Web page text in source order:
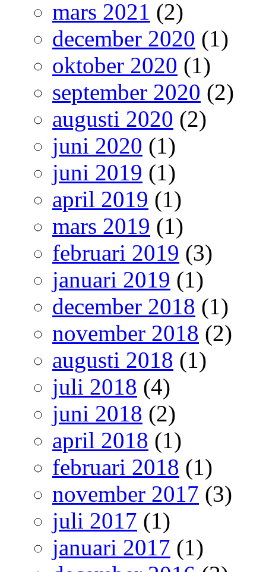
mars 2021 (2)
december 2020 (1)
oktober 2020 (1)
september 2020 (2)
augusti 2020 (2)
juni 2020 (1)
juni 2019 (1)
april 2019 (1)
mars 2019 (1)
februari 2019 (3)
januari 2019 (1)
december 2018 (1)
november 2018 (2)
augusti 2018 (1)
juli 2018 (4)
juni 2018 (2)
april 2018 (1)
februari 2018 (1)
november 2017 (3)
juli 2017 (1)
januari 2017 (1)